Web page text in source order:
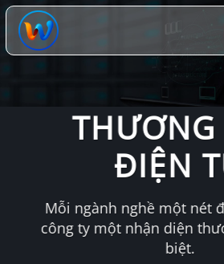
Chuyển
đến
dung
ĐIỆN
Mỗi ngành nghề một nét
công ty một nhận diện
biệt.